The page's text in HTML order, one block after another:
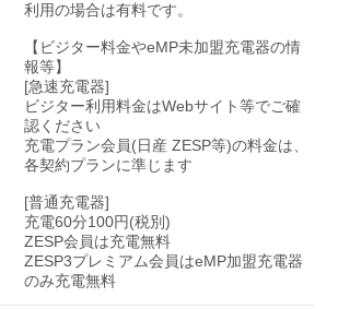
利用の場合は有料です。
【ビジター料金やeMP未加盟充電器の情
報等】
[急速充電器]
ビジター利用料金はWebサイト等でご確
認ください
充電プラン会員(日産 ZESP等)の料金は、
各契約プランに準じます
[普通充電器]
充電60分100円(税別)
ZESP会員は充電無料
ZESP3プレミアム会員はeMP加盟充電器
のみ充電無料